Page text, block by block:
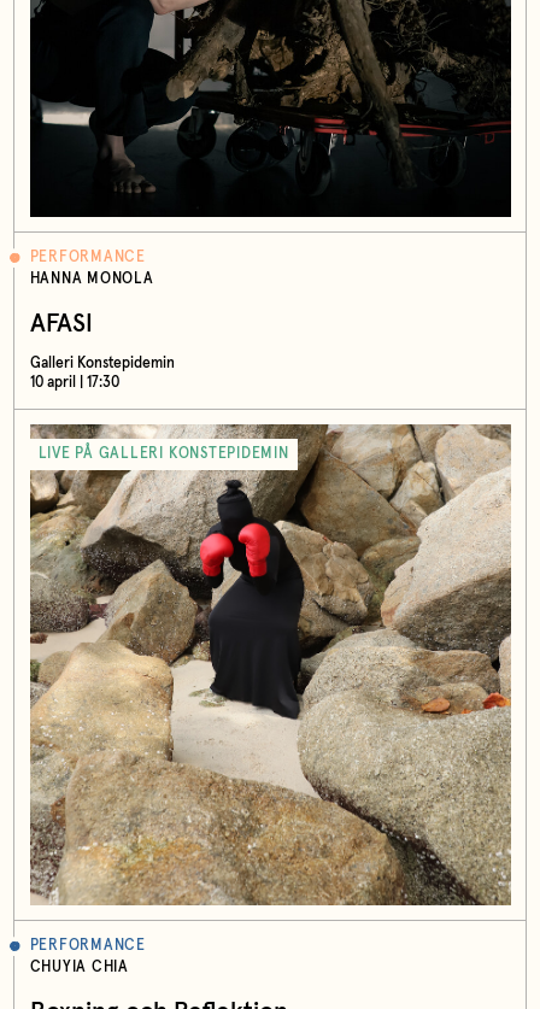
PERFORMANCE
HANNA MONOLA
AFASI
Galleri Konstepidemin
10 april | 17:30
LIVE PÅ GALLERI KONSTEPIDEMIN
PERFORMANCE
CHUYIA CHIA